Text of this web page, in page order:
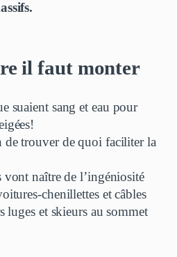
il faut monter
suaient sang et eau pour
de trouver de quoi faciliter la
vont naître de l’ingéniosité
chenillettes et câbles
luges et skieurs au sommet